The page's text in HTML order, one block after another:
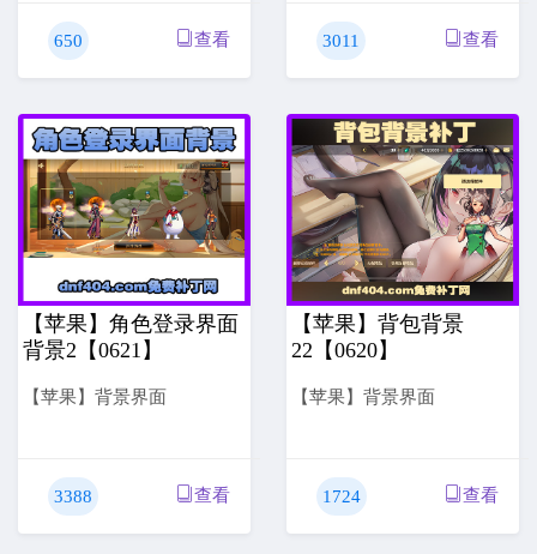
650 查看 3011 查看
【苹果】角色登录界面
背景2【0621】
【苹果】背景界面
3388 查看
【苹果】背包背景
22【0620】
【苹果】背景界面
1724 查看